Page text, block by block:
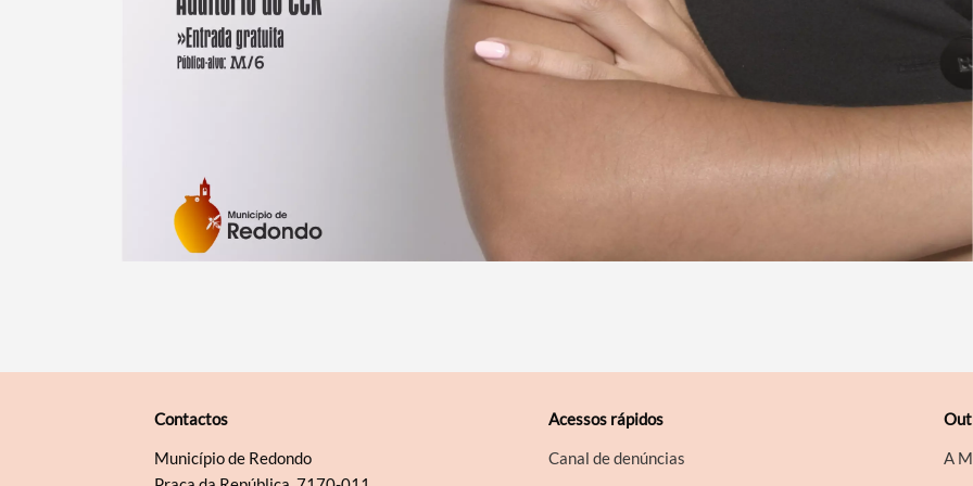
Contactos
Município de Redondo
Acessos rápidos
Canal de denúncias
A